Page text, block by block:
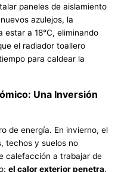
paneles de aislamiento
azulejos, la
estar a 18°C, eliminando
el radiador toallero
para caldear la
Una Inversión
de energía. En invierno, el
techos y suelos no
calefacción a trabajar de
el calor exterior penetra,